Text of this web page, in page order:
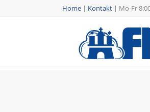
Home | Kontakt | Mo-Fr